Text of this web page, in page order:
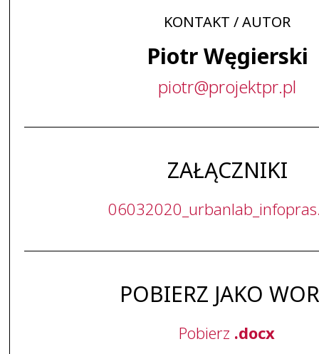
KONTAKT / AUTOR
Piotr Węgierski
piotr@projektpr.pl
ZAŁĄCZNIKI
POBIERZ JAKO
Pobierz .docx